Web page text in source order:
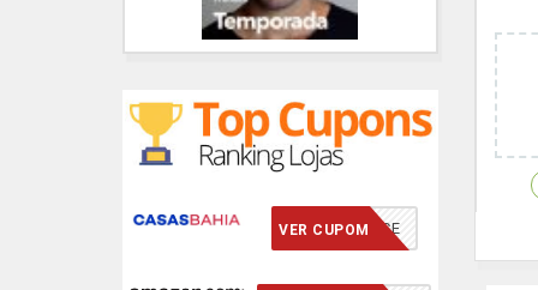
VCMERECE
VER CUPOM